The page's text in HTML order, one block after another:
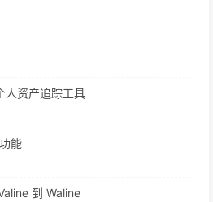
人资产追踪工具
能
到 Waline